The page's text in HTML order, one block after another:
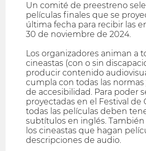
Un comité de preestreno
películas finales que se
última fecha para recibir las
30 de noviembre de 2024.
Los organizadores animan a
cineastas (con o sin
producir contenido
cumpla con todas las normas
de accesibilidad. Para poder
proyectadas en el Festival de
todas las películas deben
subtítulos en inglés. También
los cineastas que hagan
descripciones de audio.